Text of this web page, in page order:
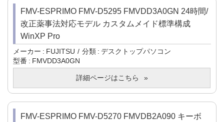
FMV-ESPRIMO FMV-D5295 FMVDD3A0GN 24時間/
改正薬事法対応モデル カスタムメイド標準構成
WinXP Pro
メーカー FUJITSU 分類
デスクトップパソコン
型番
FMVDD3A0GN
詳細ページはこちら
FMV-ESPRIMO FMV-D5270 FMVDB2A090 キーボ